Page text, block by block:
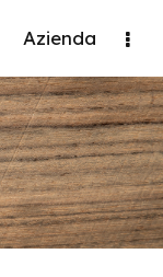
Azienda